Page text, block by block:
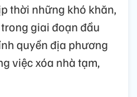
thời những khó khăn,
giai đoạn đầu
quyền địa phương
việc xóa nhà tạm,